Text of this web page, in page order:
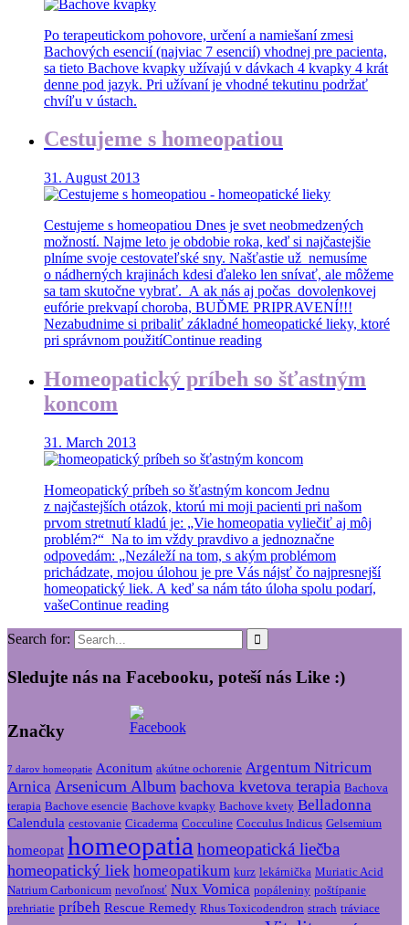
Po terapeutickom pohovore, určení a namiešaní zmesi
Bachových esencií (najviac 7 esencií) vhodnej pre pacienta,
sa tieto Bachove kvapky užívajú v dávkach 4 kvapky 4 krát
denne pod jazyk. Pri užívaní je vhodné tekutinu podržať
chvíľu v ústach.
Cestujeme s homeopatiou
31. August 2013
Cestujeme s homeopatiou Dnes je svet neobmedzených
možností. Najme leto je obdobie roka, keď si najčastejšie
plníme svoje cestovateľské sny. Našťastie už nemusíme
o nádherných krajinách kdesi ďaleko len snívať, ale môžeme
sa tam skutočne vybrať. A ak nás aj počas dovolenkovej
eufórie prekvapí choroba, BUĎME PRIPRAVENÍ!!!
Nezabudnime si pribaliť základné homeopatické lieky, ktoré
pri správnom použitíContinue reading
Homeopatický príbeh so šťastným
koncom
31. March 2013
Homeopatický príbeh so šťastným koncom Jednu
z najčastejších otázok, ktorú mi moji pacienti pri našom
prvom stretnutí kladú je: „Vie homeopatia vyliečiť aj môj
problém?“ Na to im vždy pravdivo a jednoznačne
odpovedám: „Nezáleží na tom, s akým problémom
prichádzate, mojou úlohou je pre Vás nájsť čo najpresnejší
homeopatický liek. A keď sa nám táto úloha spolu podarí,
vašeContinue reading
Search for:
Sledujte nás na Facebooku, poteší nás Like :)
Značky
7 darov homeopatie Aconitum akútne ochorenie Argentum Nitricum
Arnica Arsenicum Album bachova kvetova terapia Bachova
terapia Bachove esencie Bachove kvapky Bachove kvety Belladonna
Calendula cestovanie Cicaderma Cocculine Cocculus Indicus Gelsemium
homeopat homeopatia homeopatická liečba
homeopatický liek homeopatikum kurz lekárnička Muriatic Acid
Natrium Carbonicum nevoľnosť Nux Vomica popáleniny poštípanie
prehriatie príbeh Rescue Remedy Rhus Toxicodendron strach tráviace